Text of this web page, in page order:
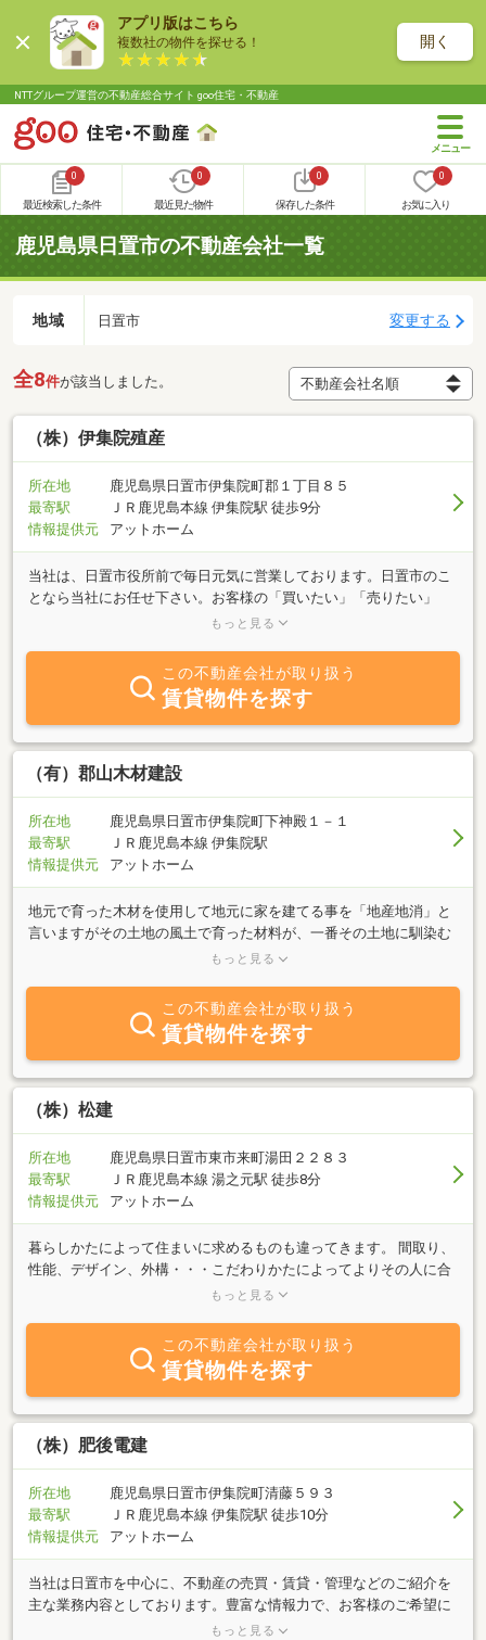
アプリ版はこちら
複数社の物件を探せる！ 開く
NTTグループ運営の不動産総合サイト goo住宅・不動産
0
最近検索した条件
0
最近見た物件
0
保存した条件
0
お気に入り
鹿児島県日置市の不動産会社一覧
地域 日置市 変更する
全8件が該当しました。
（株）伊集院殖産
所在地
鹿児島県日置市伊集院町郡１丁目８５
最寄駅
ＪＲ鹿児島本線 伊集院駅 徒歩9分
情報提供元
アットホーム
当社は、日置市役所前で毎日元気に営業しております。日置市のこ
となら当社にお任せ下さい。お客様の「買いたい」「売りたい」
「貸したい」「借りたい」等、不動産に関するあらゆる要望にお応
ければと思っております。私どもと一緒に「夢をかたちに」しませ
もっと見る
この不動産会社が取り扱う
賃貸物件を探す
（有）郡山木材建設
所在地
鹿児島県日置市伊集院町下神殿１－１
最寄駅
ＪＲ鹿児島本線 伊集院駅
情報提供元
アットホーム
地元で育った木材を使用して地元に家を建てる事を「地産地消」と
言いますがその土地の風土で育った材料が、一番その土地に馴染む
と思います当社は鹿児島で、長期にわたり、皆様に育てて頂き、多
今後も、地元に根付いた工務店を目標にして、頑張って行きたいと
思います（有）郡山木材建設をよろしくお願いします相談や見積り
などは、全て無料でアドバイスなどさせて頂いていますのでいつで
もお気軽に、ご相談下さい家に関する資料や、不動産の物件案内な
ども取り揃えていますのでいつでも、お気軽にお寄り下さい★挽き
たてのコーヒーを入れてお待ちしております。
もっと見る
この不動産会社が取り扱う
賃貸物件を探す
（株）松建
所在地
鹿児島県日置市東市来町湯田２２８３
最寄駅
ＪＲ鹿児島本線 湯之元駅 徒歩8分
情報提供元
アットホーム
暮らしかたによって住まいに求めるものも違ってきます。 間取り、
性能、デザイン、外構・・・こだわりかたによってよりその人に合
った住まいが完成します。 わたしたちはお客様のくらしを読み解き
いきます。 そういう住まいには自然と愛着が芽生え普通の生活、な
にげない日常にしあわせを感じ未来に希望をもって生きてゆくこと
ができる。 余計なものはつくらない、ただ空間を愉しむ。 それがわ
たしたちの考える「ほどよい か・た・ち」の家です。
もっと見る
この不動産会社が取り扱う
賃貸物件を探す
（株）肥後電建
所在地
鹿児島県日置市伊集院町清藤５９３
最寄駅
ＪＲ鹿児島本線 伊集院駅 徒歩10分
情報提供元
アットホーム
当社は日置市を中心に、不動産の売買・賃貸・管理などのご紹介を
主な業務内容としております。豊富な情報力で、お客様のご希望に
合った物件をスピーディにご紹介させていただきます。「売りた
もっと見る